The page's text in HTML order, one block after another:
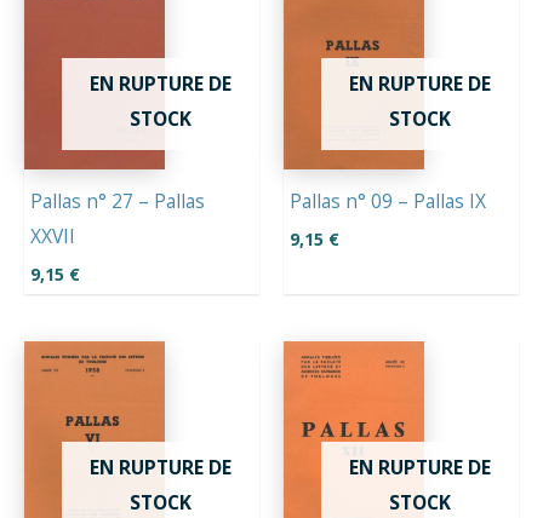
EN RUPTURE DE
STOCK
Pallas n° 27 – Pallas
XXVII
9,15 €
EN RUPTURE DE
STOCK
Pallas n° 09 – Pallas IX
9,15 €
EN RUPTURE DE
STOCK
EN RUPTURE DE
STOCK